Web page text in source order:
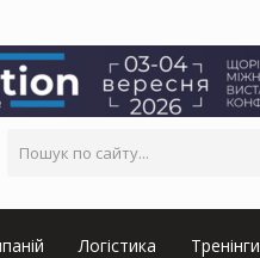
Логістика Тренінги